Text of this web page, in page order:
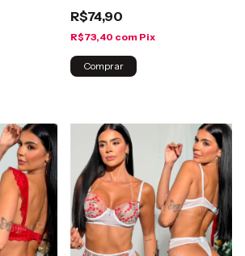
R$74,90
R$73,40 com Pix
Comprar